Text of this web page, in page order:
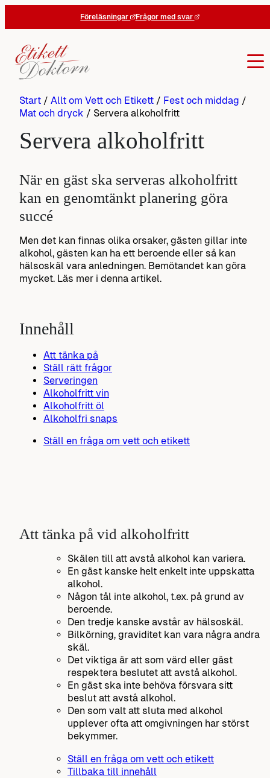
Föreläsningar Frågor med svar
Start / Allt om Vett och Etikett / Fest och middag /
Mat och dryck / Servera alkoholfritt
Servera alkoholfritt
När en gäst ska serveras alkoholfritt
kan en genomtänkt planering göra
succé
Men det kan finnas olika orsaker, gästen gillar inte
alkohol, gästen kan ha ett beroende eller så kan
hälsoskäl vara anledningen. Bemötandet kan göra
mycket. Läs mer i denna artikel.
Innehåll
Att tänka på
Ställ rätt frågor
Serveringen
Alkoholfritt vin
Alkoholfritt öl
Alkoholfri snaps
Ställ en fråga om vett och etikett
Att tänka på vid alkoholfritt
Skälen till att avstå alkohol kan variera.
En gäst kanske helt enkelt inte uppskatta
alkohol.
Någon tål inte alkohol, t.ex. på grund av
beroende.
Den tredje kanske avstår av hälsoskäl.
Bilkörning, graviditet kan vara några andra
skäl.
Det viktiga är att som värd eller gäst
respektera beslutet att avstå alkohol.
En gäst ska inte behöva försvara sitt
beslut att avstå alkohol.
Den som valt att sluta med alkohol
upplever ofta att omgivningen har störst
bekymmer.
Ställ en fråga om vett och etikett
Tillbaka till innehåll